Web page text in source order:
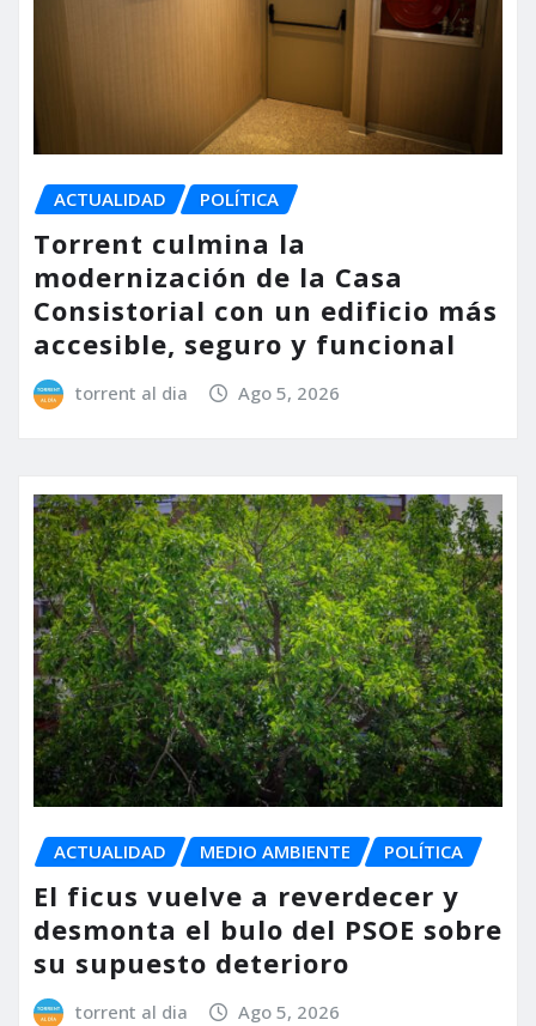
ACTUALIDAD POLÍTICA
Torrent culmina la
modernización de la Casa
Consistorial con un edificio más
accesible, seguro y funcional
torrent al dia Ago 5, 2026
ACTUALIDAD MEDIO AMBIENTE POLÍTICA
El ficus vuelve a reverdecer y
desmonta el bulo del PSOE sobre
su supuesto deterioro
torrent al dia Ago 5, 2026